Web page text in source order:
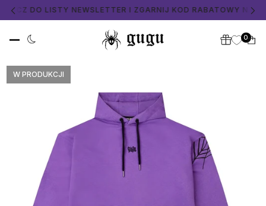
DO LISTY NEWSLETTER I ZGARNIJ KOD RABATOWY NA
0
W PRODUKCJI